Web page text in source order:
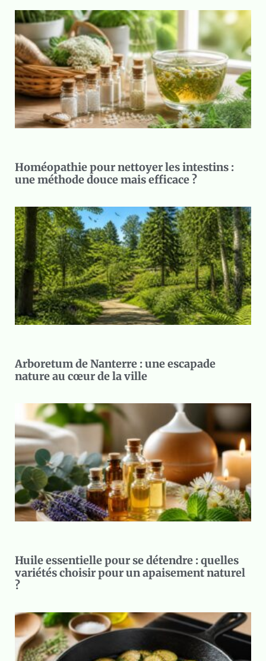
Homéopathie pour nettoyer les intestins :
une méthode douce mais efficace ?
Arboretum de Nanterre : une escapade
nature au cœur de la ville
Huile essentielle pour se détendre : quelles
variétés choisir pour un apaisement naturel
?